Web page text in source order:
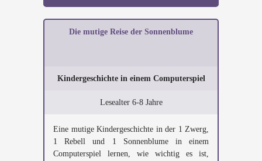
Die mutige Reise der Sonnenblume
Kindergeschichte in einem Computerspiel
Lesealter 6-8 Jahre
Eine mutige Kindergeschichte in der 1 Zwerg,
1 Rebell und 1 Sonnenblume in einem
Computerspiel lernen, wie wichtig es ist,